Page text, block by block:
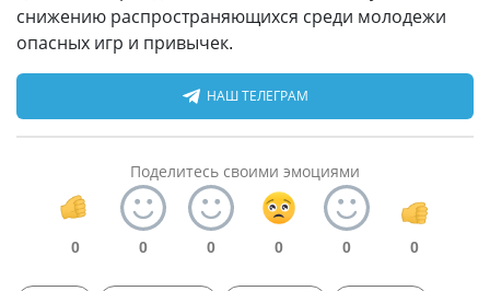
снижению распространяющихся среди молодежи
опасных игр и привычек.
НАШ ТЕЛЕГРАМ
Поделитесь своими эмоциями
0 0 0 0 0 0